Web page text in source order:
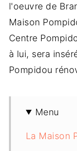
l'oeuvre de
Maison
Centre
à lui, sera
Pompidou
Menu
La Maison